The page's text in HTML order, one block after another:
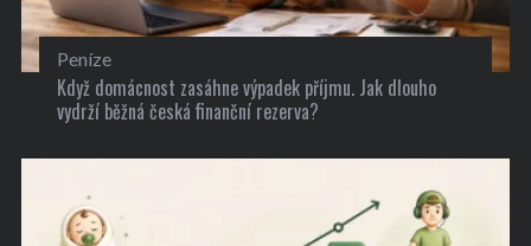
Peníze
Když domácnost zasáhne výpadek příjmu. Jak dlouho
vydrží běžná česká finanční rezerva?